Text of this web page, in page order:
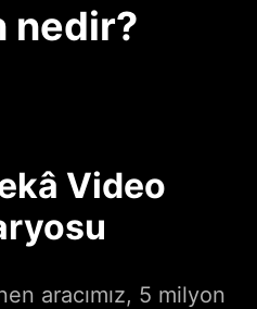
nedir?
Video
aracımız, 5 milyon